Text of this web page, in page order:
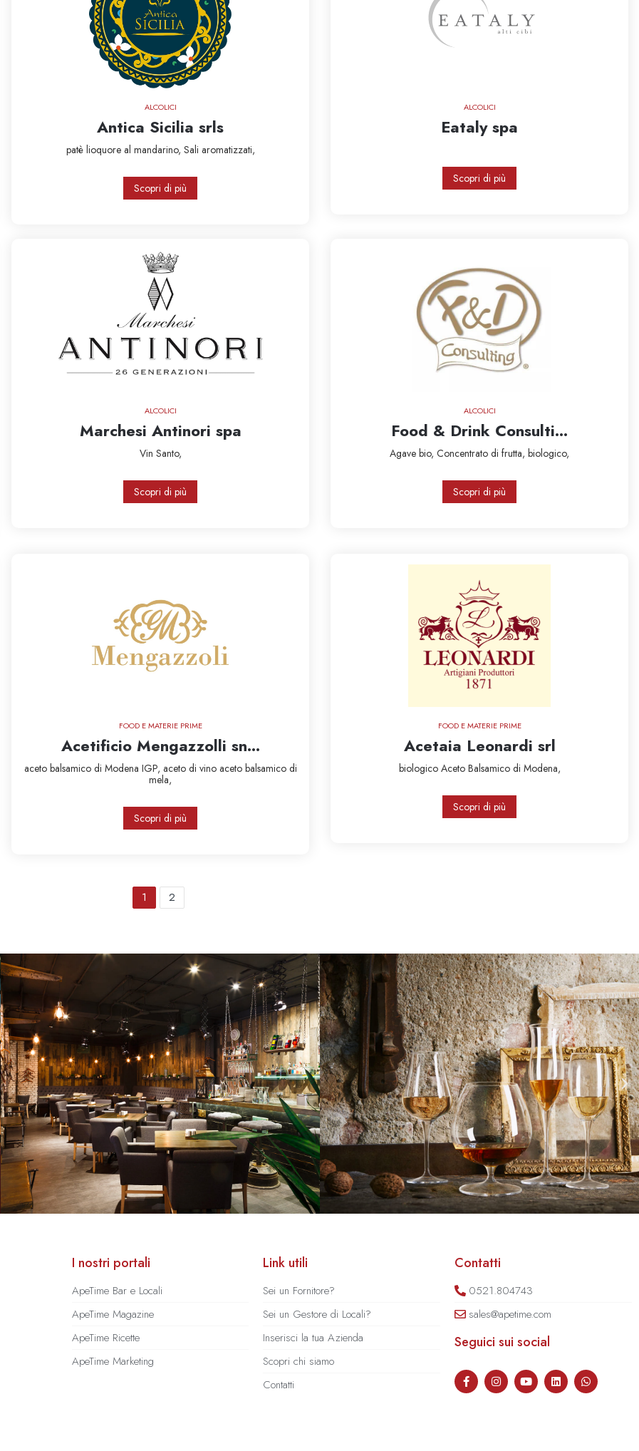
ALCOLICI
Antica Sicilia srls
patè lioquore al mandarino, Sali aromatizzati,
Scopri di più
ALCOLICI
Eataly spa
Scopri di più
ALCOLICI
Marchesi Antinori spa
Vin Santo,
Scopri di più
ALCOLICI
Food & Drink Consulti...
Agave bio, Concentrato di frutta, biologico,
Scopri di più
FOOD E MATERIE PRIME
Acetificio Mengazzolli sn...
aceto balsamico di Modena IGP, aceto di vino aceto balsamico di
mela,
Scopri di più
FOOD E MATERIE PRIME
Acetaia Leonardi srl
biologico Aceto Balsamico di Modena,
Scopri di più
1 2
I nostri portali
ApeTime Bar e Locali
ApeTime Magazine
ApeTime Ricette
ApeTime Marketing
Link utili
Sei un Fornitore?
Sei un Gestore di Locali?
Inserisci la tua Azienda
Scopri chi siamo
Contatti
Contatti
0521.804743
sales@apetime.com
Seguici sui social